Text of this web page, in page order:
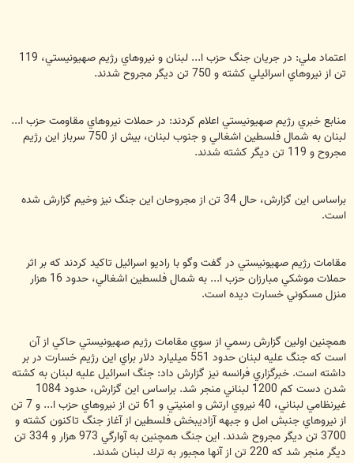
اعتماد ملي: در جريان جنگ حزب ا... لبنان و نيروهاي رژيم صهيونيستي، 119
تن از نيروهاي اسرائيلي كشته و 750 تن ديگر مجروح شدند.
منابع خبري رژيم صهيونيستي اعلام كردند: در حملات نيروهاي مقاومت حزب ا...
لبنان به شمال فلسطين اشغالي و جنوب لبنان، بيش از 750 سرباز اين رژيم
مجروح و 119 تن ديگر كشته شدند.
براساس اين گزارش، حال 34 تن از مجروحان اين جنگ نيز وخيم گزارش شده
است.
مقامات رژيم صهيونيستي در گفت وگو با راديو اسرائيل تاكيد كردند كه بر اثر
حملات موشكي مبارزان حزب ا... به شمال فلسطين اشغالي، حدود 16 هزار
منزل مسكوني خسارت ديده است.
همچنين اولين گزارش رسمي از سوي مقامات رژيم صهيونيستي حاكي از آن
است كه جنگ عليه لبنان حدود 551 ميليارد دلار براي اين رژيم خسارت در بر
داشته است. خبرگزاري فرانسه نيز گزارش داد: جنگ اسرائيل عليه لبنان به كشته
شدن دست كم 1200 لبناني منجر شد. براساس اين گزارش، حدود 1084
غيرنظامي لبناني، 40 نيروي ارتش و امنيتي و 61 تن از نيروهاي حزب ا... و 7 تن
از نيروهاي جنبش امل و جبهه آزاديبخش فلسطين از آغاز جنگ تاكنون كشته و
3700 تن ديگر مجروح شدند. اين جنگ همچنين به آوارگي 973 هزار و 334 تن
ديگر منجر شد كه 220 تن از آنها مجبور به ترك لبنان شدند.